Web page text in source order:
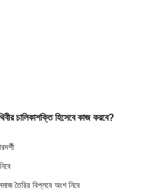
চালিকাশক্তি হিসেবে কাজ করবে?
তৈরির বিপ্লবে অংশ নিবে